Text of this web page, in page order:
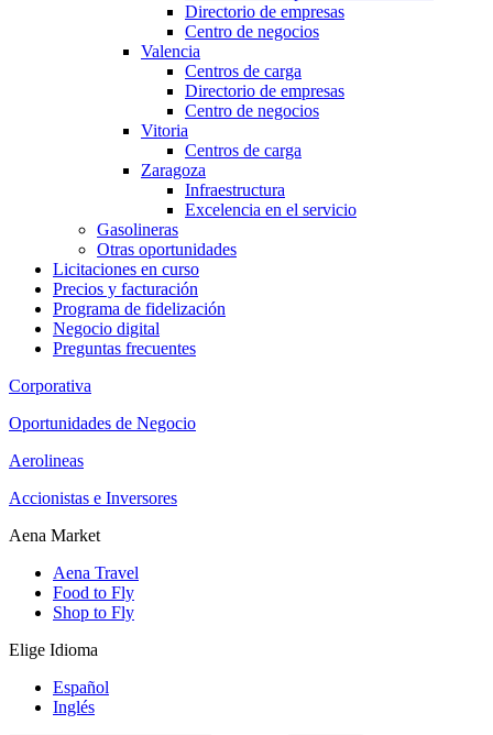
Directorio de empresas
Centro de negocios
Valencia
Centros de carga
Directorio de empresas
Centro de negocios
Vitoria
Centros de carga
Zaragoza
Infraestructura
Excelencia en el servicio
Gasolineras
Otras oportunidades
Licitaciones en curso
Precios y facturación
Programa de fidelización
Negocio digital
Preguntas frecuentes
Corporativa
Oportunidades de Negocio
Aerolineas
Accionistas e Inversores
Aena Market
Aena Travel
Food to Fly
Shop to Fly
Elige Idioma
Español
Inglés